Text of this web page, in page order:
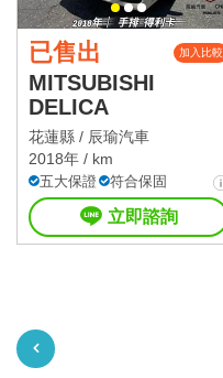
已售出 加入比較
MITSUBISHI
DELICA
花蓮縣 / 辰瑜汽車
2018年 / km
五大保證 符合保固
立即諮詢